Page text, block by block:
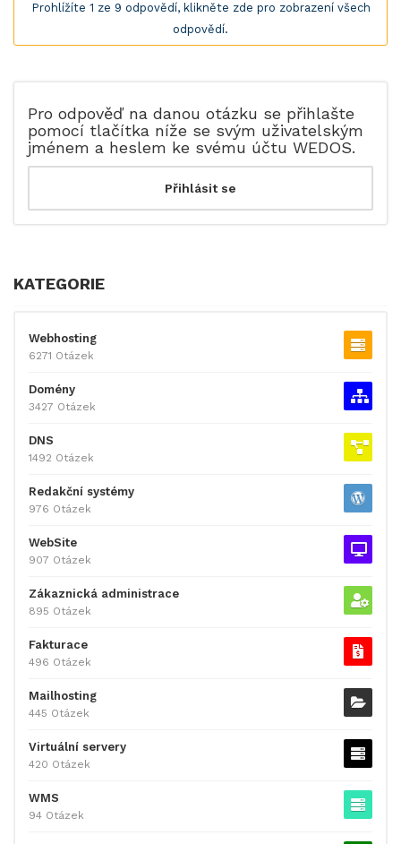
Prohlížíte 1 ze 9 odpovědí, klikněte zde pro zobrazení všech
odpovědí.
Pro odpověď na danou otázku se přihlašte
pomocí tlačítka níže se svým uživatelským
jménem a heslem ke svému účtu WEDOS.
KATEGORIE
Webhosting
6271 Otázek
Domény
3427 Otázek
DNS
1492 Otázek
Redakční systémy
976 Otázek
WebSite
907 Otázek
Zákaznická administrace
895 Otázek
Fakturace
496 Otázek
Mailhosting
445 Otázek
Virtuální servery
420 Otázek
WMS
94 Otázek